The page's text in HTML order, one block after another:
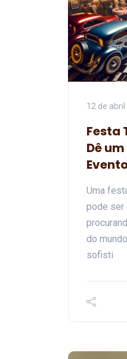
12 de
Festa
Dê
Uma
pode ser
do
sofisti